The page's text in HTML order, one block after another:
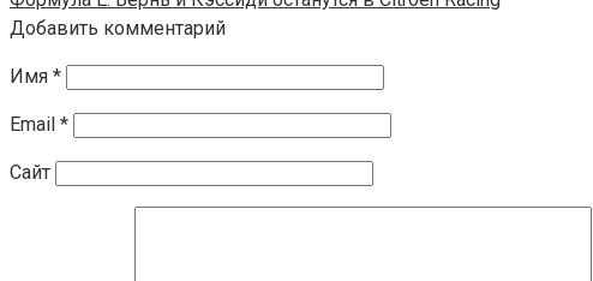
Добавить комментарий
Имя *
Email *
Сайт